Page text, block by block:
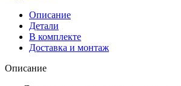
Описание
Детали
В комплекте
Доставка и монтаж
Описание